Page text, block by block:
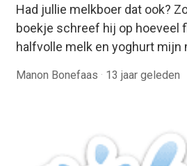
Had jullie melkboer dat ook?
boekje schreef hij op hoeveel
halfvolle melk en yoghurt mijn
Manon Bonefaas · 13 jaar geleden